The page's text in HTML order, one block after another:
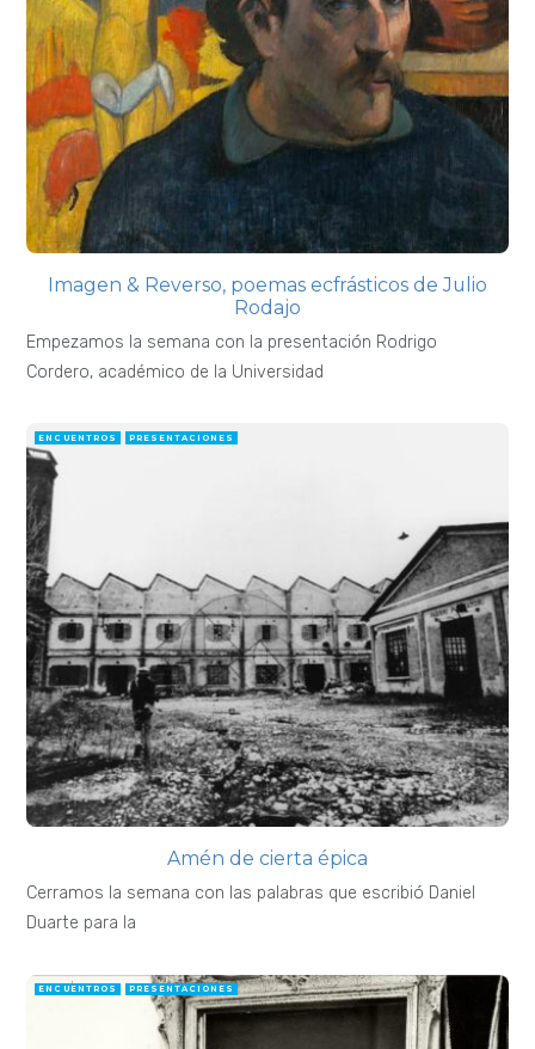
Imagen & Reverso, poemas ecfrásticos de Julio
Rodajo
Empezamos la semana con la presentación Rodrigo
Cordero, académico de la Universidad
ENCUENTROS PRESENTACIONES
Amén de cierta épica
Cerramos la semana con las palabras que escribió Daniel
Duarte para la
ENCUENTROS PRESENTACIONES